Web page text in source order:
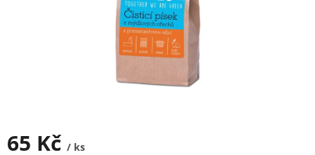
65 Kč / ks